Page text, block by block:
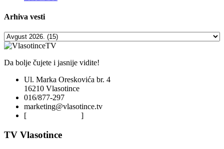
Arhiva vesti
Da bolje čujete i jasnije vidite!
Ul. Marka Oreskovića br. 4
16210 Vlasotince
016/877-297
marketing@vlasotince.tv
[
]
TV Vlasotince